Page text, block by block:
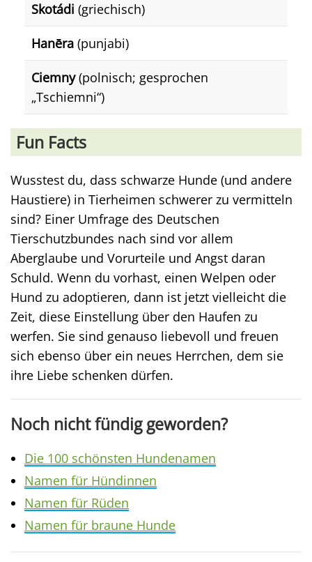
Skotádi (griechisch)
Hanēra (punjabi)
Ciemny(polnisch; gesprochen
„Tschiemni“)
Fun Facts
Wusstest du, dass schwarze Hunde (und andere
Haustiere) in Tierheimen schwerer zu vermitteln
sind? Einer Umfrage des Deutschen
Tierschutzbundes nach sind vor allem
Aberglaube und Vorurteile und Angst daran
Schuld. Wenn du vorhast, einen Welpen oder
Hund zu adoptieren, dann ist jetzt vielleicht die
Zeit, diese Einstellung über den Haufen zu
werfen. Sie sind genauso liebevoll und freuen
sich ebenso über ein neues Herrchen, dem sie
ihre Liebe schenken dürfen.
Noch nicht fündig geworden?
Die 100 schönsten Hundenamen
Namen für Hündinnen
Namen für Rüden
Namen für braune Hunde